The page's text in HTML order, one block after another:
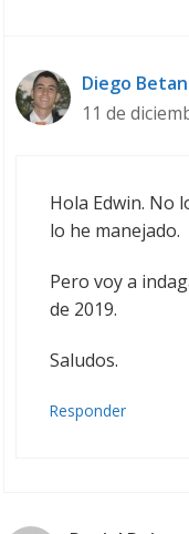
Diego
11 de
Hola Edwin. No
lo he manejado.
Pero voy a
de 2019.
Saludos.
Responder